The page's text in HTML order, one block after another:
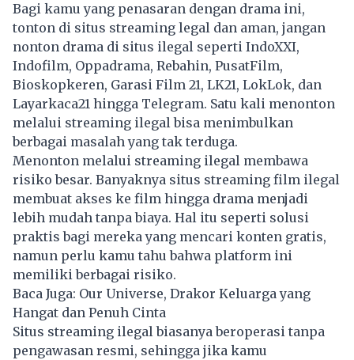
Bagi kamu yang penasaran dengan drama ini,
tonton di situs streaming legal dan aman, jangan
nonton drama di situs ilegal seperti IndoXXI,
Indofilm, Oppadrama, Rebahin, PusatFilm,
Bioskopkeren, Garasi Film 21, LK21, LokLok, dan
Layarkaca21 hingga Telegram. Satu kali menonton
melalui streaming ilegal bisa menimbulkan
berbagai masalah yang tak terduga.
Menonton melalui streaming ilegal membawa
risiko besar. Banyaknya situs streaming film ilegal
membuat akses ke film hingga drama menjadi
lebih mudah tanpa biaya. Hal itu seperti solusi
praktis bagi mereka yang mencari konten gratis,
namun perlu kamu tahu bahwa platform ini
memiliki berbagai risiko.
Baca Juga: Our Universe, Drakor Keluarga yang
Hangat dan Penuh Cinta
Situs streaming ilegal biasanya beroperasi tanpa
pengawasan resmi, sehingga jika kamu